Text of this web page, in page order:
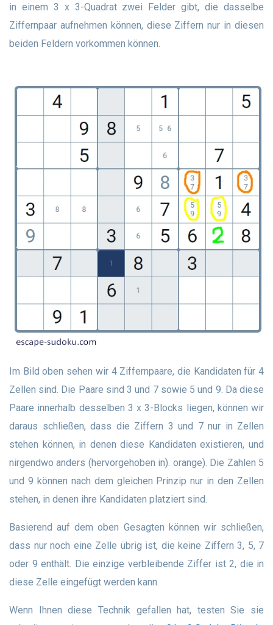
in einem 3 x 3-Quadrat zwei Felder gibt, die dasselbe
Ziffernpaar aufnehmen können, diese Ziffern nur in diesen
beiden Feldern vorkommen können.
Im Bild oben sehen wir 4 Ziffernpaare, die Kandidaten für 4
Zellen sind. Die Paare sind 3 und 7 sowie 5 und 9. Da diese
Paare innerhalb desselben 3 x 3-Blocks liegen, können wir
daraus schließen, dass die Ziffern 3 und 7 nur in Zellen
stehen können, in denen diese Kandidaten existieren, und
nirgendwo anders (hervorgehoben in). orange). Die Zahlen 5
und 9 können nach dem gleichen Prinzip nur in den Zellen
stehen, in denen ihre Kandidaten platziert sind.
Basierend auf dem oben Gesagten können wir schließen,
dass nur noch eine Zelle übrig ist, die keine Ziffern 3, 5, 7
oder 9 enthält. Die einzige verbleibende Ziffer ist 2, die in
diese Zelle eingefügt werden kann.
Wenn Ihnen diese Technik gefallen hat, testen Sie sie